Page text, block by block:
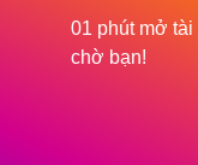
01 phút mở tài
chờ bạn!